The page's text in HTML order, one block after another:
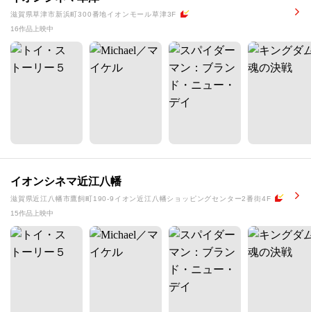
滋賀県草津市新浜町300番地イオンモール草津3F
16作品上映中
イオンシネマ近江八幡
滋賀県近江八幡市鷹飼町190-9イオン近江八幡ショッピングセンター2番街4F
15作品上映中